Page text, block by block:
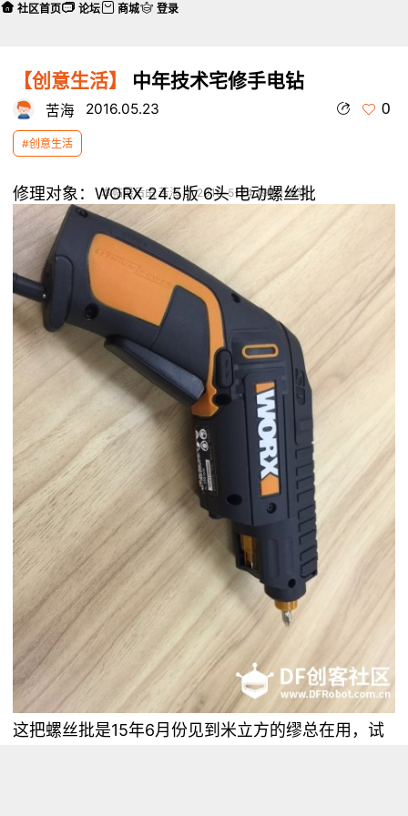
【创意生活】 中年技术宅修手电钻
苦海 2016.05.23 0
#创意生活
本帖最后由 苦海 于 2016-5-24 19:10 编辑
修理对象：WORX 24.5版 6头 电动螺丝批
这把螺丝批是15年6月份见到米立方的缪总在用，试
社区首页 论坛 商城 登录